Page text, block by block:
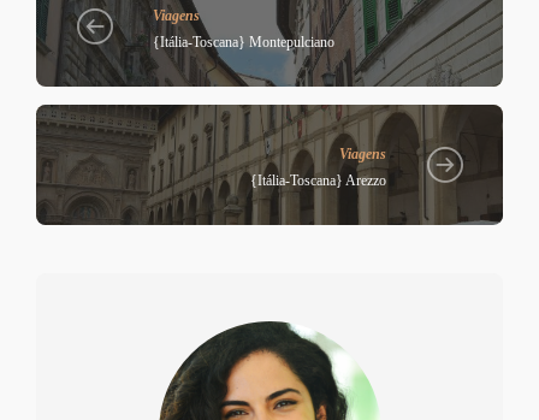
Viagens
{Itália-Toscana} Montepulciano
Viagens
{Itália-Toscana} Arezzo